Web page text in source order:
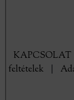
KAPCSOLAT
feltételek